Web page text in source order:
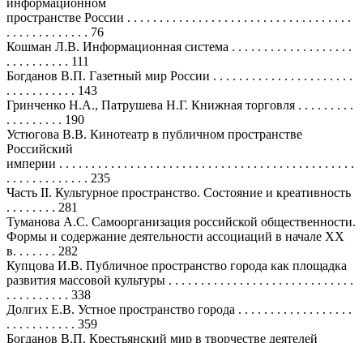
пространстве России . . . . . . . . . . . . . . . . . . . . . . . . . . . . . . . . . . .
. . . . . . . . . . . . . 76
Кошман Л.В. Информационная система . . . . . . . . . . . . . . . . . . .
. . . . . . . . . . 111
Богданов В.П. Газетный мир России . . . . . . . . . . . . . . . . . . . . . .
. . . . . . . . . . . 143
Гринченко Н.А., Патрушева Н.Г. Книжная торговля . . . . . . . . .
. . . . . . . . . 190
Устюгова В.В. Кинотеатр в публичном пространстве
Российский
империи . . . . . . . . . . . . . . . . . . . . . . . . . . . . . . . . . . . . . . . . . . . . . .
. . . . . . . . . . . . . 235
Часть II. Культурное пространство. Состояние и креативность
. . . . . . . . 281
Туманова А.С. Самоорганизация российской общественности.
Формы и содержание деятельности ассоциаций в начале XX
в. . . . . . . 282
Купцова И.В. Публичное пространство города как площадка
развития массовой культуры . . . . . . . . . . . . . . . . . . . . . . . . . . . . .
. . . . . . . . . . 338
Долгих Е.В. Устное пространство города . . . . . . . . . . . . . . . . . .
. . . . . . . . . . . 359
Богданов В.П. Крестьянский мир в творчестве деятелей